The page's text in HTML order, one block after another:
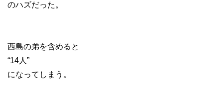
のハズだった。
西島の弟を含めると
“14人”
になってしまう。